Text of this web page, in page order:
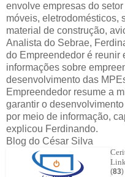
envolve empresas do
móveis, eletrodomésticos,
material de construção,
Analista do Sebrae,
do Empreendedor é reunir
informações sobre
desenvolvimento das
Empreendedor resume a
garantir o
por meio de informação,
explicou Ferdinando.
Blog do César Silva
(83)